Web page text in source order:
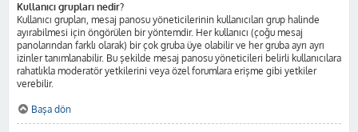
Kullanıcı grupları nedir?
Kullanıcı grupları, mesaj panosu yöneticilerinin kullanıcıları grup halinde
ayırabilmesi için öngörülen bir yöntemdir. Her kullanıcı (çoğu mesaj
panolarından farklı olarak) bir çok gruba üye olabilir ve her gruba ayrı ayrı
izinler tanımlanabilir. Bu şekilde mesaj panosu yöneticileri belirli kullanıcılara
rahatlıkla moderatör yetkilerini veya özel forumlara erişme gibi yetkiler
verebilir.
Başa dön